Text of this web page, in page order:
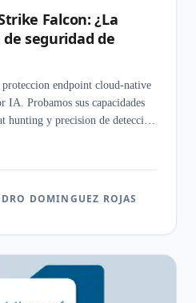
Falcon: ¿La
seguridad de
endpoint cloud-native
IA. Probamos sus capacidades
hunting y precision de deteccion
DOMINGUEZ ROJAS